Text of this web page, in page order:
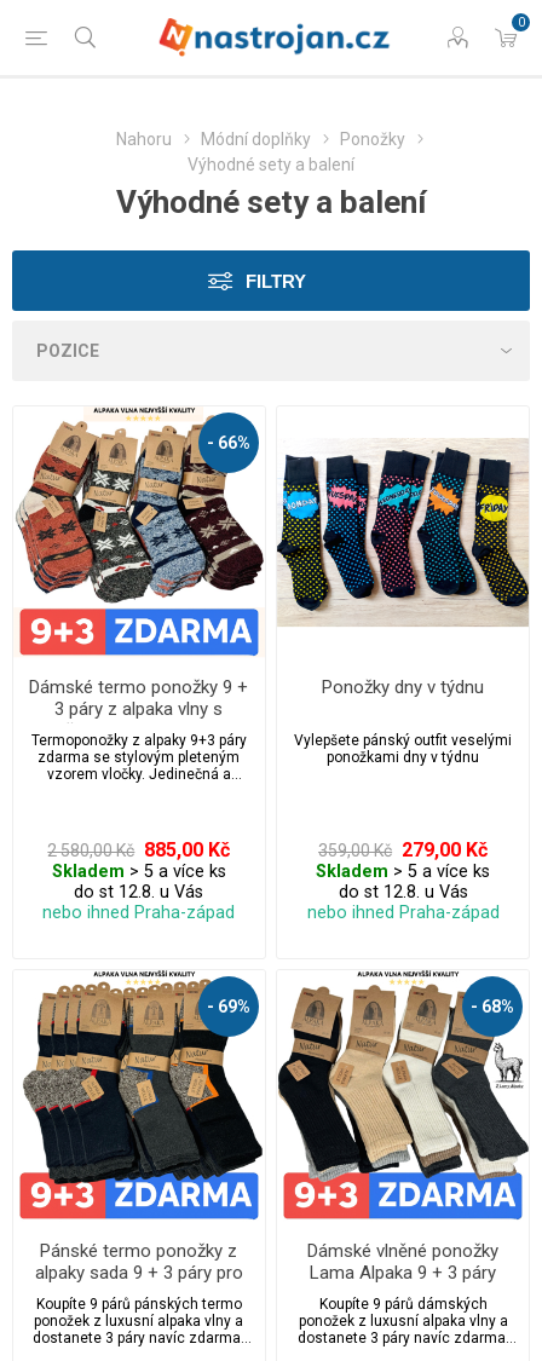
0
Nahoru Módní doplňky
Ponožky
Výhodné sety a balení
Výhodné sety a balení
FILTRY
- 66%
Dámské termo ponožky 9 +
3 páry z alpaka vlny s
tradičním pleteným vzorem
vločky
Termoponožky z alpaky 9+3 páry
zdarma se stylovým pleteným
vzorem vločky. Jedinečná a
2 580,00 Kč 885,00 Kč
Skladem > 5 a více ks
do st 12.8. u Vás
nebo ihned Praha-západ
Ponožky dny v týdnu
Vylepšete pánský outfit veselými
ponožkami dny v týdnu
359,00 Kč 279,00 Kč
Skladem > 5 a více ks
do st 12.8. u Vás
nebo ihned Praha-západ
- 69%
Pánské termo ponožky z
alpaky sada 9 + 3 páry pro
outdoorové aktivity
Koupíte 9 párů pánských termo
ponožek z luxusní alpaka vlny a
dostanete 3 páry navíc zdarma.
- 68%
Dámské vlněné ponožky
Lama Alpaka 9 + 3 páry
Koupíte 9 párů dámských
ponožek z luxusní alpaka vlny a
dostanete 3 páry navíc zdarma.